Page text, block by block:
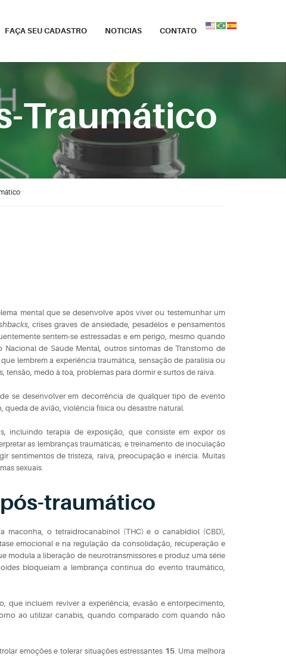
FAÇA SEU CADASTRO NOTICIAS CONTATO
Traumático
mental que se desenvolve após viver ou testemunhar um
, crises graves de ansiedade, pesadelos e pensamentos
sentem-se estressadas e em perigo, mesmo quando
de Saúde Mental, outros sintomas de Transtorno de
lembrem a experiência traumática, sensação de paralisia ou
medo à toa, problemas para dormir e surtos de raiva.
se desenvolver em decorrência de qualquer tipo de evento
de avião, violência física ou desastre natural.
incluindo terapia de exposição, que consiste em expor os
as lembranças traumáticas; e treinamento de inoculação
sentimentos de tristeza, raiva, preocupação e inércia. Muitas
sexuais.
traumático
maconha, o tetraidrocanabinol (THC) e o canabidiol (CBD),
emocional e na regulação da consolidação, recuperação e
modula a liberação de neurotransmissores e produz uma série
bloqueiam a lembrança contínua do evento traumático,
que incluem reviver a experiência, evasão e entorpecimento,
ao utilizar canabis, quando comparado com quando não
emoções e tolerar situações estressantes 15. Uma melhora